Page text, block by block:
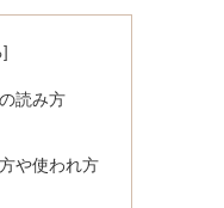
読み方
や使われ方